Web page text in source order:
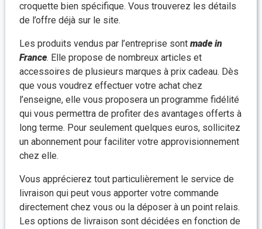
croquette bien spécifique. Vous trouverez les détails
de l’offre déjà sur le site.
Les produits vendus par l’entreprise sont made in
France. Elle propose de nombreux articles et
accessoires de plusieurs marques à prix cadeau. Dès
que vous voudrez effectuer votre achat chez
l’enseigne, elle vous proposera un programme fidélité
qui vous permettra de profiter des avantages offerts à
long terme. Pour seulement quelques euros, sollicitez
un abonnement pour faciliter votre approvisionnement
chez elle.
Vous apprécierez tout particulièrement le service de
livraison qui peut vous apporter votre commande
directement chez vous ou la déposer à un point relais.
Les options de livraison sont décidées en fonction de